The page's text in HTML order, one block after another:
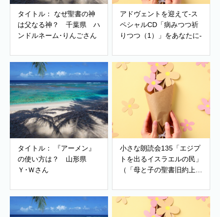
タイトル： なぜ聖書の神
は父なる神？ 千葉県 ハ
ンドルネーム･りんごさん
アドヴェントを迎えて-ス
ペシャルCD「病みつつ祈
りつつ（1）」をあなたに-
タイトル： 『アーメン』
の使い方は？ 山形県
Ｙ･Ｗさん
小さな朗読会135「エジプ
トを出るイスラエルの民」
（「母と子の聖書旧約上」